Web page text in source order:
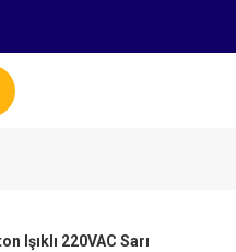
Işıklı 220VAC Sarı